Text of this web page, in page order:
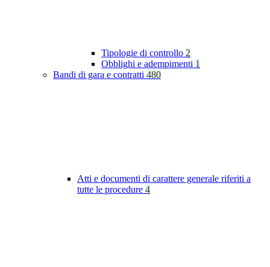
Tipologie di controllo 2
Obblighi e adempimenti 1
Bandi di gara e contratti 480
Atti e documenti di carattere generale riferiti a
tutte le procedure 4